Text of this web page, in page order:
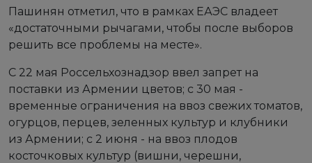
Пашинян отметил, что в рамках ЕАЭС владеет
«достаточными рычагами, чтобы после выборов
решить все проблемы на месте».
С 22 мая Россельхознадзор ввел запрет на
поставки из Армении цветов; с 30 мая -
временные ограничения на ввоз свежих томатов,
огурцов, перцев, зеленных культур и клубники
из Армении; с 2 июня - на ввоз плодов
косточковых культур (вишни, черешни,